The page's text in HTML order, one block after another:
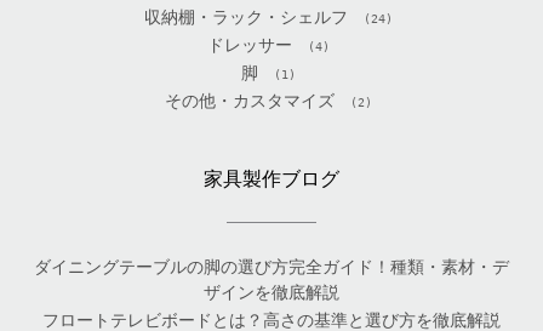
収納棚・ラック・シェルフ (24)
ドレッサー (4)
脚 (1)
その他・カスタマイズ (2)
家具製作ブログ
ダイニングテーブルの脚の選び方完全ガイド！種類・素材・デ
ザインを徹底解説
フロートテレビボードとは？高さの基準と選び方を徹底解説